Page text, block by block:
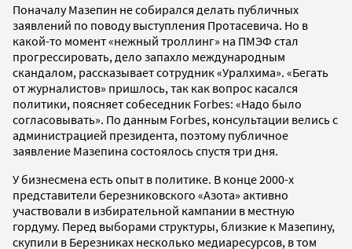
Поначалу Мазепин не собирался делать публичных
заявлений по поводу выступления Протасевича. Но в
какой-то момент «нежный троллинг» на ПМЭФ стал
прогрессировать, дело запахло международным
скандалом, рассказывает сотрудник «Уралхима». «Бегать
от журналистов» пришлось, так как вопрос касался
политики, поясняет собеседник Forbes: «Надо было
согласовывать». По данным Forbes, консультации велись с
администрацией президента, поэтому публичное
заявление Мазепина состоялось спустя три дня.
У бизнесмена есть опыт в политике. В конце 2000-х
представители березниковского «Азота» активно
участвовали в избирательной кампании в местную
гордуму. Перед выборами структуры, близкие к Мазепину,
скупили в Березниках несколько медиаресурсов, в том